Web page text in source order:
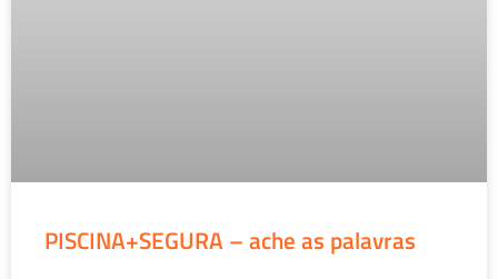
PISCINA+SEGURA – ache as palavras